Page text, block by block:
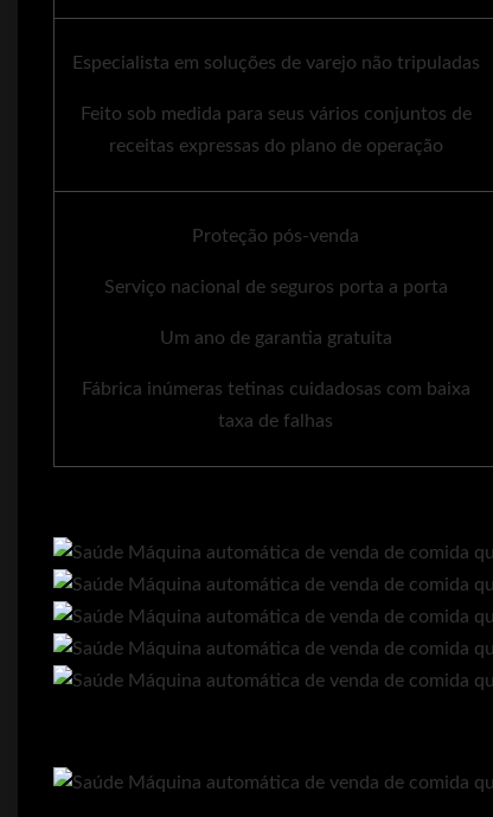
Especialista em soluções de varejo não tripuladas
Feito sob medida para seus vários conjuntos de
receitas expressas do plano de operação
Proteção pós-venda
Serviço nacional de seguros porta a porta
Um ano de garantia gratuita
Fábrica inúmeras tetinas cuidadosas com baixa
taxa de falhas